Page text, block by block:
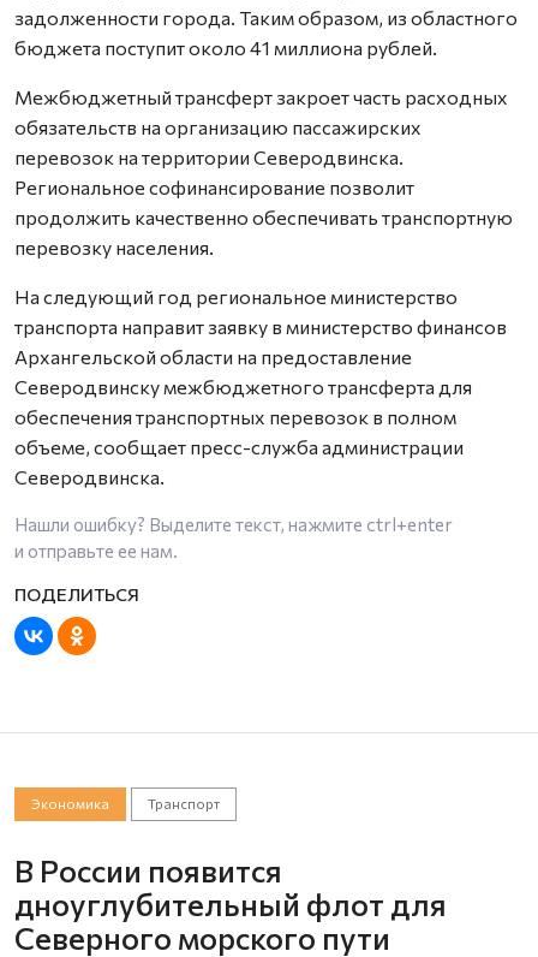
задолженности города. Таким образом, из областного
бюджета поступит около 41 миллиона рублей.
Межбюджетный трансферт закроет часть расходных
обязательств на организацию пассажирских
перевозок на территории Северодвинска.
Региональное софинансирование позволит
продолжить качественно обеспечивать транспортную
перевозку населения.
На следующий год региональное министерство
транспорта направит заявку в министерство финансов
Архангельской области на предоставление
Северодвинску межбюджетного трансферта для
обеспечения транспортных перевозок в полном
объеме, сообщает пресс-служба администрации
Северодвинска.
Нашли ошибку? Выделите текст, нажмите ctrl+enter
и отправьте ее нам.
Экономика Транспорт
В России появится
дноуглубительный флот для
Северного морского пути